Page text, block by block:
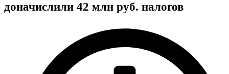
доначислили 42 млн руб. налогов